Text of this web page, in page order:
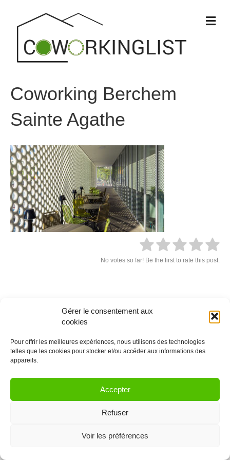
Gérer le consentement aux
cookies
Pour offrir les meilleures expériences, nous utilisons des technologies
telles que les cookies pour stocker et/ou accéder aux informations des
appareils.
Accepter
Refuser
Voir les préférences
M
e
Coworking Berchem
Sainte Agathe
No votes so far! Be the first to rate this post.
Laissez un commentaire